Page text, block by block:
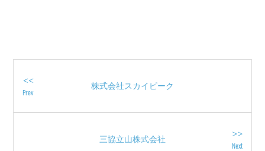
<<
Prev
株式会社スカイピーク
>>
Next
三協立山株式会社